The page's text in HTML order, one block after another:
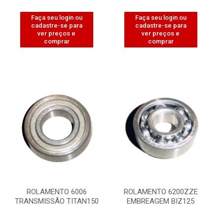
Faça seu login ou
cadastre-se para
ver preços e
comprar
Faça seu login ou
cadastre-se para
ver preços e
comprar
ROLAMENTO 6006
TRANSMISSÃO TITAN150
ROLAMENTO 6200ZZE
EMBREAGEM BIZ125